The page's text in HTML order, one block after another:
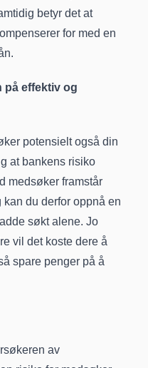
betyr det at
for med en
på effektiv og
potensielt også din
at bankens risiko
medsøker framstår
du derfor oppnå en
søkt alene. Jo
vil det koste dere å
spare penger på å
av